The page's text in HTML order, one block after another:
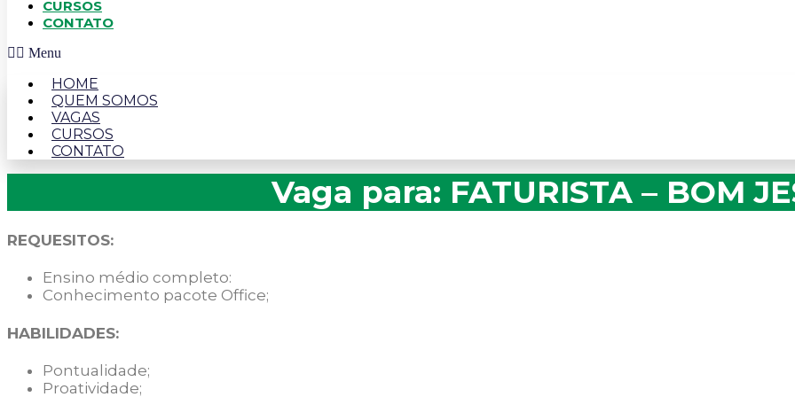
CURSOS
CONTATO
Menu
HOME
QUEM SOMOS
VAGAS
CURSOS
CONTATO
Vaga para: FATURISTA – BOM
REQUESITOS:
Ensino médio completo:
Conhecimento pacote Office;
HABILIDADES:
Pontualidade;
Proatividade;